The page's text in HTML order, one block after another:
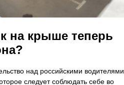
на крыше теперь
над российскими водителями
следует соблюдать себе во